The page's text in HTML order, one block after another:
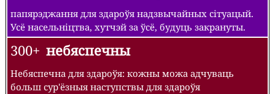
папярэджання для здароўя надзвычайных сітуацый.
Усё насельніцтва, хутчэй за ўсё, будуць закрануты.
300+ небяспечны
Небяспечна для здароўя: кожны можа адчуваць
больш сур'ёзныя наступствы для здароўя